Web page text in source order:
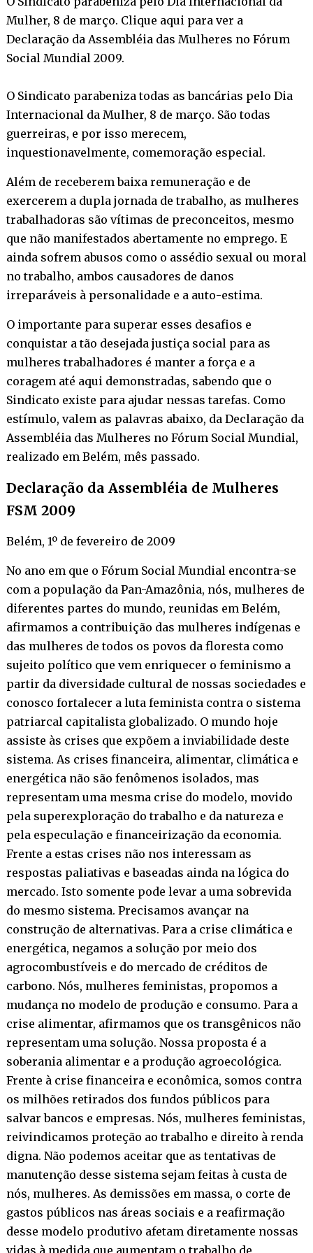
Mulher, 8 de março. Clique aqui para ver a
Declaração da Assembléia das Mulheres no Fórum
Social Mundial 2009.
O Sindicato parabeniza todas as bancárias pelo Dia
Internacional da Mulher, 8 de março. São todas
guerreiras, e por isso merecem,
inquestionavelmente, comemoração especial.
Além de receberem baixa remuneração e de
exercerem a dupla jornada de trabalho, as mulheres
trabalhadoras são vítimas de preconceitos, mesmo
que não manifestados abertamente no emprego. E
ainda sofrem abusos como o assédio sexual ou moral
no trabalho, ambos causadores de danos
irreparáveis à personalidade e a auto-estima.
O importante para superar esses desafios e
conquistar a tão desejada justiça social para as
mulheres trabalhadores é manter a força e a
coragem até aqui demonstradas, sabendo que o
Sindicato existe para ajudar nessas tarefas. Como
estímulo, valem as palavras abaixo, da Declaração da
Assembléia das Mulheres no Fórum Social Mundial,
realizado em Belém, mês passado.
Declaração da Assembléia de Mulheres
FSM 2009
Belém, 1º de fevereiro de 2009
No ano em que o Fórum Social Mundial encontra-se
com a população da Pan-Amazônia, nós, mulheres de
diferentes partes do mundo, reunidas em Belém,
afirmamos a contribuição das mulheres indígenas e
das mulheres de todos os povos da floresta como
sujeito político que vem enriquecer o feminismo a
partir da diversidade cultural de nossas sociedades e
conosco fortalecer a luta feminista contra o sistema
patriarcal capitalista globalizado. O mundo hoje
assiste às crises que expõem a inviabilidade deste
sistema. As crises financeira, alimentar, climática e
energética não são fenômenos isolados, mas
representam uma mesma crise do modelo, movido
pela superexploração do trabalho e da natureza e
pela especulação e financeirização da economia.
Frente a estas crises não nos interessam as
respostas paliativas e baseadas ainda na lógica do
mercado. Isto somente pode levar a uma sobrevida
do mesmo sistema. Precisamos avançar na
construção de alternativas. Para a crise climática e
energética, negamos a solução por meio dos
agrocombustíveis e do mercado de créditos de
carbono. Nós, mulheres feministas, propomos a
mudança no modelo de produção e consumo. Para a
crise alimentar, afirmamos que os transgênicos não
representam uma solução. Nossa proposta é a
soberania alimentar e a produção agroecológica.
Frente à crise financeira e econômica, somos contra
os milhões retirados dos fundos públicos para
salvar bancos e empresas. Nós, mulheres feministas,
reivindicamos proteção ao trabalho e direito à renda
digna. Não podemos aceitar que as tentativas de
manutenção desse sistema sejam feitas à custa de
nós, mulheres. As demissões em massa, o corte de
gastos públicos nas áreas sociais e a reafirmação
desse modelo produtivo afetam diretamente nossas
vidas à medida que aumentam o trabalho de